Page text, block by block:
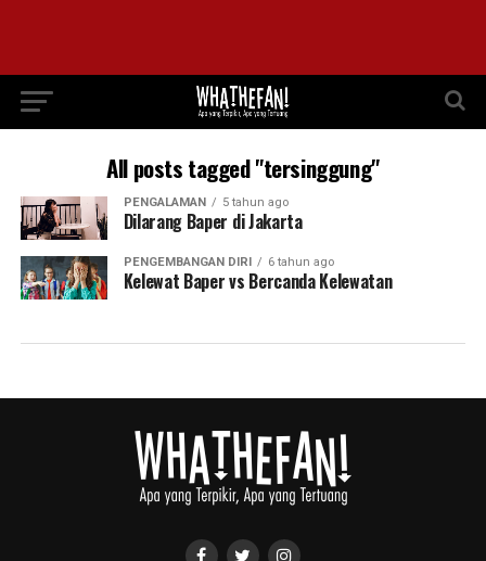
All posts tagged "tersinggung"
PENGALAMAN 5 tahun ago
Dilarang Baper di Jakarta
PENGEMBANGAN DIRI 6 tahun ago
Kelewat Baper vs Bercanda Kelewatan